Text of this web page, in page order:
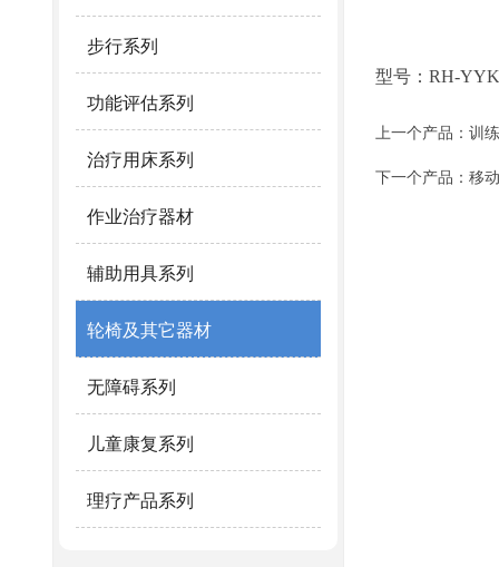
步行系列
功能评估系列
治疗用床系列
作业治疗器材
辅助用具系列
轮椅及其它器材
无障碍系列
儿童康复系列
理疗产品系列
型号：RH-
上一个产品： 训
下一个产品： 移